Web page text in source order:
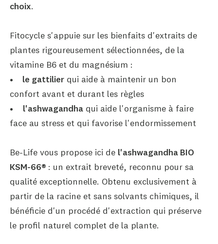
choix.
Fitocycle s'appuie sur les bienfaits d'extraits de
plantes rigoureusement sélectionnées, de la
vitamine B6 et du magnésium :
•
le gattilier qui aide à maintenir un bon
confort avant et durant les règles
• l'ashwagandha qui aide l'organisme à faire
face au stress et qui favorise l'endormissement
Be-Life vous propose ici de l'ashwagandha BIO
KSM-66® : un extrait breveté, reconnu pour sa
qualité exceptionnelle. Obtenu exclusivement à
partir de la racine et sans solvants chimiques, il
bénéficie d'un procédé d'extraction qui préserve
le profil naturel complet de la plante.